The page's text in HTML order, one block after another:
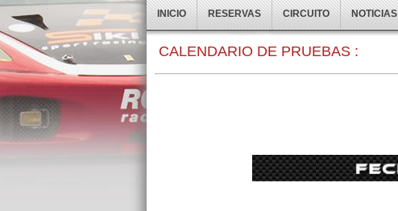
INICIO RESERVAS CIRCUITO NOTICIAS
CALENDARIO DE PRUEBAS :
0:00